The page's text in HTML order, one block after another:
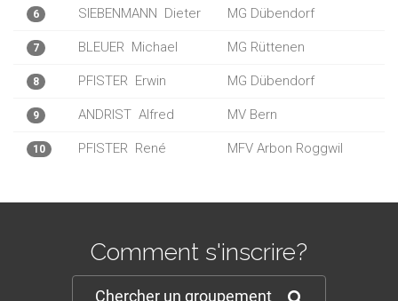
6 SIEBENMANN Dieter MG Dübendorf
7 BLEUER Michael MG Rüttenen
8 PFISTER Erwin MG Dübendorf
9 ANDRIST Alfred MV Bern
10 PFISTER René MFV Arbon Roggwil
Comment s'inscrire?
Chercher un groupement